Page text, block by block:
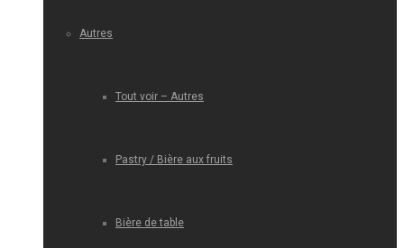
Autres
Tout voir – Autres
Pastry / Bière aux fruits
Bière de table